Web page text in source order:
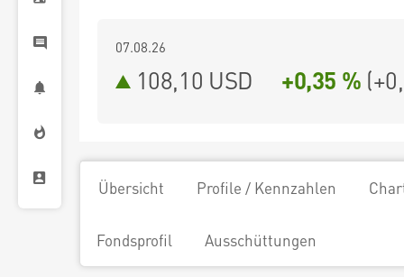
07.08.26
108,10 USD +0,35 % (
Übersicht Profile / Kennzahlen
Fondsprofil Ausschüttungen